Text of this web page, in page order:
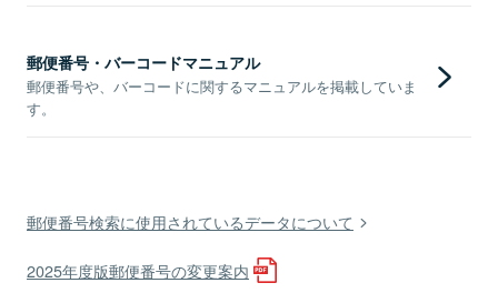
郵便番号・バーコードマニュアル
郵便番号や、バーコードに関するマニュアルを掲載していま
す。
郵便番号検索に使用されているデータについて
2025年度版郵便番号の変更案内